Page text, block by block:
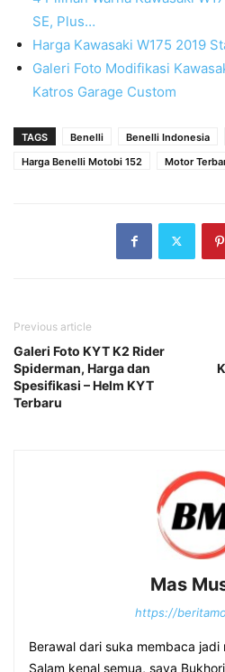
SE, Plus…
Harga Kawasaki W175 2019
Galeri Foto Modifikasi
Katros Garage Custom
TAGS Benelli Benelli Indonesia
Harga Benelli Motobi 152
Motor
Previous article
Galeri Foto KYT K2 Rider
Spiderman, Harga dan
Spesifikasi – Helm KYT
Terbaru
Mas
https://
Berawal dari suka membaca
Salam kenal semua, saya